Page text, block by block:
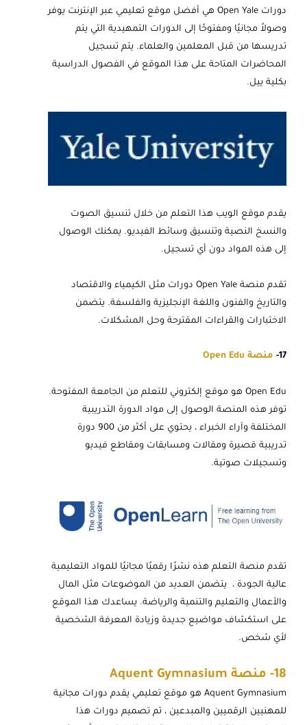
دورات Open Yale هي أفضل موقع تعليمي عبر الإنترنت يوفر
وصولاً مجانيًا ومفتوحًا إلى الدورات التمهيدية التي يتم
تدريسها من قبل المعلمين والعلماء. يتم تسجيل
المحاضرات المتاحة على هذا الموقع في الفصول الدراسية
بكلية ييل.
يقدم موقع الويب هذا التعلم من خلال تنسيق الصوت
والنسخ النصية وتنسيق وسائط الفيديو. يمكنك الوصول
إلى هذه المواد دون أي تسجيل.
تقدم منصة Open Yale دورات مثل الكيمياء والاقتصاد
والتاريخ والفنون واللغة الإنجليزية والفلسفة. يتضمن
الاختبارات والقراءات المقترحة وحل المشكلات.
17- منصة Open Edu
Open Edu هو موقع إلكتروني للتعلم من الجامعة المفتوحة.
توفر هذه المنصة الوصول إلى مواد الدورة التدريبية
المختلفة وآراء الخبراء ، يحتوي على أكثر من 900 دورة
تدريبية قصيرة ومقالات ومسابقات ومقاطع فيديو
وتسجيلات صوتية.
تقدم منصة التعلم هذه نشرًا رقميًا مجانيًا للمواد التعليمية
عالية الجودة ، يتضمن العديد من الموضوعات مثل المال
والأعمال والتعليم والتنمية والرياضة. يساعدك هذا الموقع
على استكشاف مواضيع جديدة وزيادة المعرفة الشخصية
لأي شخص.
18- منصة Aquent Gymnasium
Aquent Gymnasium هو موقع تعليمي يقدم دورات مجانية
للمهنيين الرقميين والمبدعين ، تم تصميم دورات هذا